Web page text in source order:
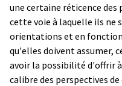
une certaine réticence des
cette voie à laquelle ils ne
orientations et en
qu'elles doivent assumer,
avoir la possibilité d'offrir
calibre des perspectives